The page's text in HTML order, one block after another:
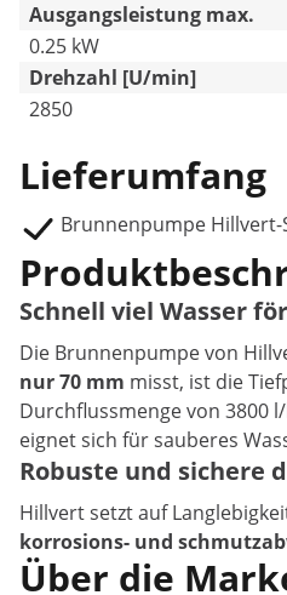
Ausgangsleistung max.
0.25 kW
Drehzahl [U/min]
2850
Lieferumfang
Brunnenpumpe Hillvert-
Schnell viel Wasser
Die Brunnenpumpe von
nur 70 mm misst, ist die
Durchflussmenge von 3800
eignet sich für sauberes
Robuste und sichere
Hillvert setzt auf
korrosions- und
Über die